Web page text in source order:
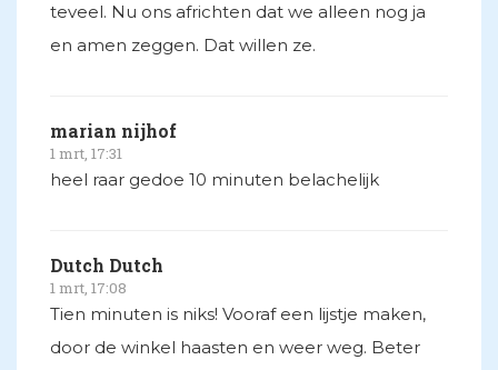
teveel. Nu ons africhten dat we alleen nog ja
en amen zeggen. Dat willen ze.
marian nijhof
1 mrt, 17:31
heel raar gedoe 10 minuten belachelijk
Dutch Dutch
1 mrt, 17:08
Tien minuten is niks! Vooraf een lijstje maken,
door de winkel haasten en weer weg. Beter